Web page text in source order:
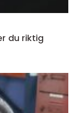
du riktig